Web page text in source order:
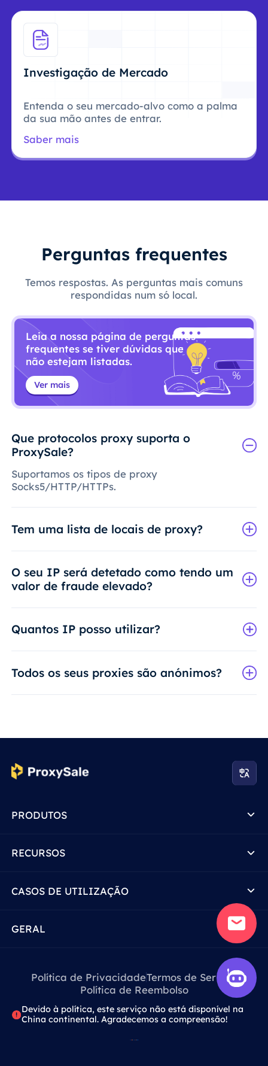
Investigação de Mercado
Entenda o seu mercado-alvo como a palma
da sua mão antes de entrar.
Saber mais
Perguntas frequentes
Temos respostas. As perguntas mais comuns
respondidas num só local.
Leia a nossa página de perguntas
frequentes se tiver dúvidas que
não estejam listadas.
Ver mais
Que protocolos proxy suporta o
ProxySale?
Suportamos os tipos de proxy
Socks5/HTTP/HTTPs.
Tem uma lista de locais de proxy?
O seu IP será detetado como tendo um
valor de fraude elevado?
Quantos IP posso utilizar?
Todos os seus proxies são anónimos?
PRODUTOS
RECURSOS
CASOS DE UTILIZAÇÃO
GERAL
Política de PrivacidadeTermos de Serviço
Política de Reembolso
Devido à política, este serviço não está disponível na
China continental. Agradecemos a compreensão!